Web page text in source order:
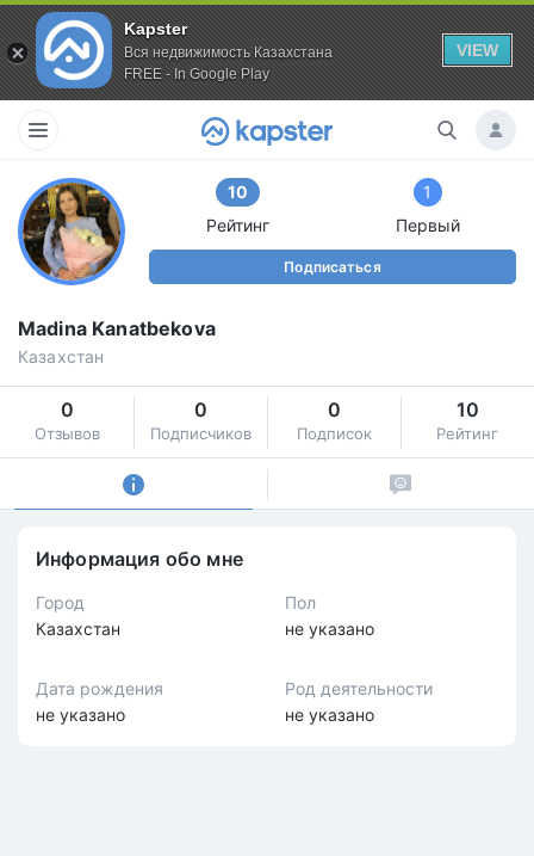
Kapster
Вся недвижимость Казахстана
FREE - In Google Play
VIEW
10
Рейтинг
1
Первый
Подписаться
Madina Kanatbekova
Казахстан
0
Отзывов
0
Подписчиков
0
Подписок
10
Рейтинг
Информация обо мне
Город
Казахстан
Пол
не указано
Дата рождения
не указано
Род деятельности
не указано